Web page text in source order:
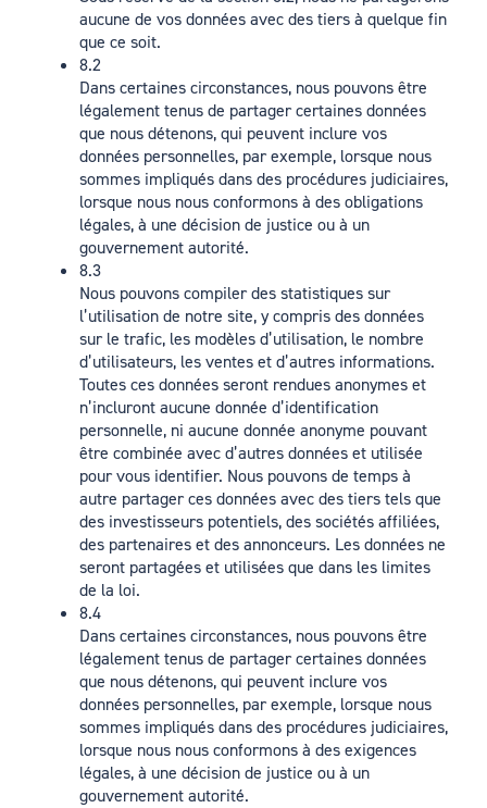
aucune de vos données avec des tiers à quelque fin
que ce soit.
8.2
Dans certaines circonstances, nous pouvons être
légalement tenus de partager certaines données
que nous détenons, qui peuvent inclure vos
données personnelles, par exemple, lorsque nous
sommes impliqués dans des procédures judiciaires,
lorsque nous nous conformons à des obligations
légales, à une décision de justice ou à un
gouvernement autorité.
8.3
Nous pouvons compiler des statistiques sur
l’utilisation de notre site, y compris des données
sur le trafic, les modèles d’utilisation, le nombre
d’utilisateurs, les ventes et d’autres informations.
Toutes ces données seront rendues anonymes et
n’incluront aucune donnée d’identification
personnelle, ni aucune donnée anonyme pouvant
être combinée avec d’autres données et utilisée
pour vous identifier. Nous pouvons de temps à
autre partager ces données avec des tiers tels que
des investisseurs potentiels, des sociétés affiliées,
des partenaires et des annonceurs. Les données ne
seront partagées et utilisées que dans les limites
de la loi.
8.4
Dans certaines circonstances, nous pouvons être
légalement tenus de partager certaines données
que nous détenons, qui peuvent inclure vos
données personnelles, par exemple, lorsque nous
sommes impliqués dans des procédures judiciaires,
lorsque nous nous conformons à des exigences
légales, à une décision de justice ou à un
gouvernement autorité.